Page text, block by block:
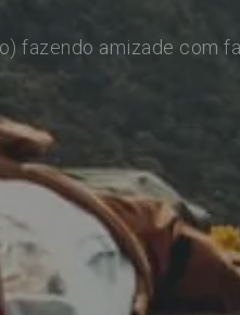
fazendo amizade com